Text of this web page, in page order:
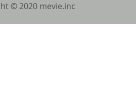
© 2020 mevie.inc